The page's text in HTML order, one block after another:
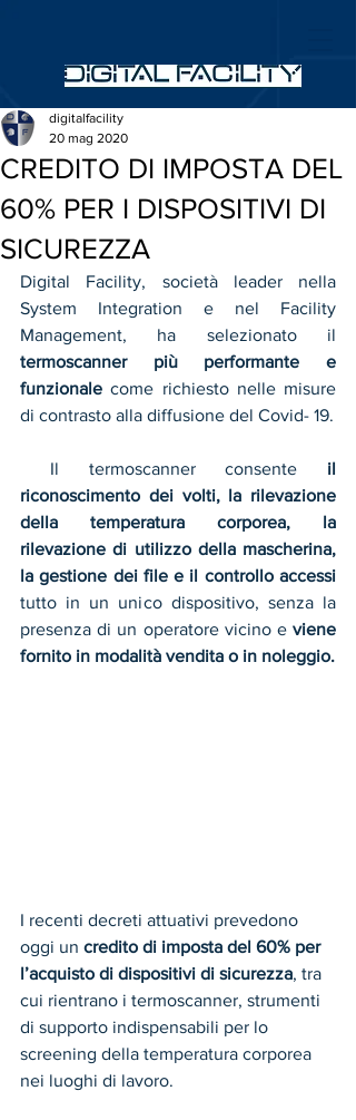
CREDITO DI IMPOSTA DEL
60% PER I DISPOSITIVI DI
SICUREZZA
digitalfacility
20 mag 2020
Digital Facility, società leader nella
System Integration e nel Facility
termoscanner più performante e
funzionale come richiesto nelle misure
di contrasto alla diffusione del Covid- 19.
Il termoscanner consente il
riconoscimento dei volti, la rilevazione
della temperatura corporea, la
rilevazione di utilizzo della mascherina,
la gestione dei file e il controllo accessi
tutto in un unico dispositivo, senza la
presenza di un operatore vicino e viene
fornito in modalità vendita o in noleggio.
I recenti decreti attuativi prevedono
oggi un credito di imposta del 60% per
l’acquisto di dispositivi di sicurezza, tra
cui rientrano i termoscanner, strumenti
di supporto indispensabili per lo
screening della temperatura corporea
nei luoghi di lavoro.